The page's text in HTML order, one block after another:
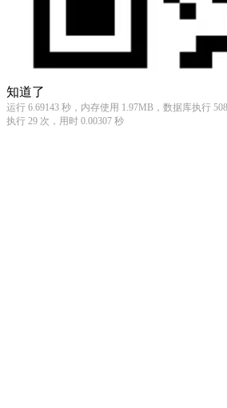
知道了
运行 6.69143 秒，内存使用 1.97MB，数据库执行
执行 29 次，用时 0.00307 秒